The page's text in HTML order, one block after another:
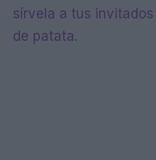
sírvela a tus
de patata.